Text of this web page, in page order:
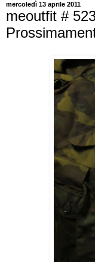
mercoledì 13 aprile 2011
meoutfit #